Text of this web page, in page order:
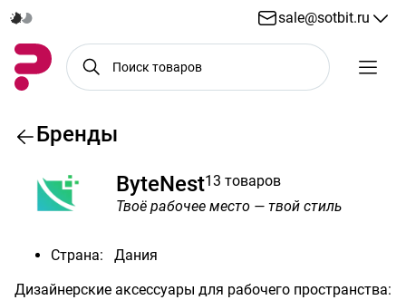
sale@sotbit.ru
Бренды
ByteNest13 товаров
Твоё рабочее место — твой стиль
Страна:
Дания
Дизайнерские аксессуары для рабочего пространства: